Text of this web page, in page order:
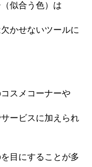
似合う色）は
かせないツールに
スメコーナーや
ービスに加えられ
目にすることが多